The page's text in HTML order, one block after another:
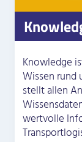
Knowledge
Wissen rund
stellt allen
wertvolle